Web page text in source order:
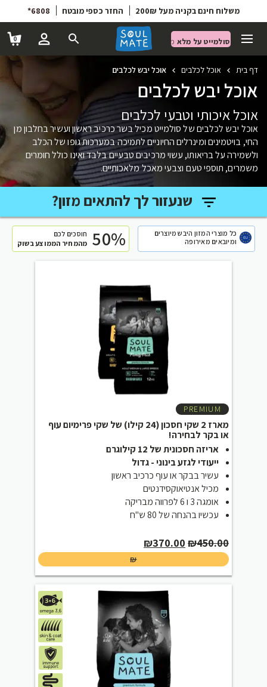
משלוח חינם בקניה מעל 200₪ החזר כספי מובטח 6808*
סולמייט על מלא מועדון הטבות 0
דף בית אוכל לכלבים אוכל יבש לכלבים
אוכל יבש לכלבים
אוכל איכותי וטבעי לכלבים
אוכל יבש לכלבים של סולמייט מכיל בשר כרכיב ראשון ועשיר בחלבון מן
החי, בויטמינים ומינרלים החיוניים לתמיכה במערכות גופו של הכלב
ולשמירה על בריאותו, עשוי מרכיבים טבעיים בלבד ואינו כולל חומרים
משמרים, תוספי טעם וצבעי מאכל מלאכותיים.
שנעזור לך להתאים מזון?
כל מוצרי המזון היבש מיוצרים
ומיובאים מאירופה
50%
חוסכים לכם
מהמחיר הממוצע בשוק
PREMIUM
מארז 2 שקי חסכון (24 קילו) של שקי פרימיום עוף
או בקר לבחירה!
אריזה חסכונית של 12 קילוגרם
ייעודי לגזע בינוני - גדול
עשיר בבקר או עוף כרכיב ראשון
מכיל אנטיאוקסידנטים
אומגה 3 ו 6 לפרווה מבריקה
עכשיו בהנחה של 80 ש"ח
₪450.00
Original
price
was:
₪450.00.
₪370.00
price
is:
₪370.00.
₪